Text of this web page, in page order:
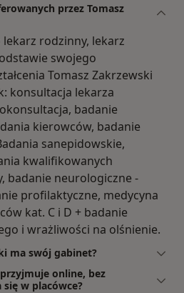
przez Tomasz
rodzinny, lekarz
swojego
Tomasz Zakrzewski
konsultacja lekarza
badanie
kierowców, badanie
sanepidowskie,
kwalifikowanych
badanie neurologiczne -
profilaktyczne, medycyna
kat. C i D + badanie
i wrażliwości na olśnienie.
ma swój gabinet?
online, bez
w placówce?